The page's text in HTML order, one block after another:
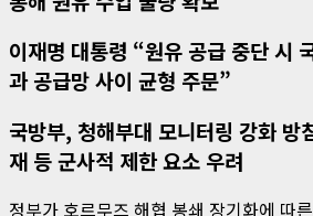
이재명 대통령 “원유 공급 중단 시
과 공급망 사이 균형 주문”
국방부, 청해부대 모니터링 강화 방
재 등 군사적 제한 요소 우려
정부가 호르무즈 해협 봉쇄 장기화에 따